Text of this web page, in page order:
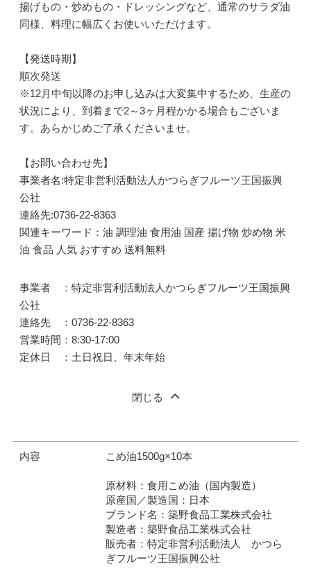
揚げもの・炒めもの・ドレッシングなど、通常のサラダ油
同様、料理に幅広くお使いいただけます。
【発送時期】
順次発送
※12月中旬以降のお申し込みは大変集中するため、生産の
状況により、到着まで2～3ヶ月程かかる場合もございま
す。あらかじめご了承くださいませ。
【お問い合わせ先】
事業者名:特定非営利活動法人かつらぎフルーツ王国振興
公社
連絡先:0736-22-8363
関連キーワード：油 調理油 食用油 国産 揚げ物 炒め物 米
油 食品 人気 おすすめ 送料無料
事業者 ：特定非営利活動法人かつらぎフルーツ王国振興
公社
連絡先 ：0736-22-8363
営業時間：8:30-17:00
定休日 ：土日祝日、年末年始
閉じる
内容 こめ油1500g×10本
原材料：食用こめ油（国内製造）
原産国／製造国：日本
ブランド名：築野食品工業株式会社
製造者：築野食品工業株式会社
販売者：特定非営利活動法人 かつら
ぎフルーツ王国振興公社